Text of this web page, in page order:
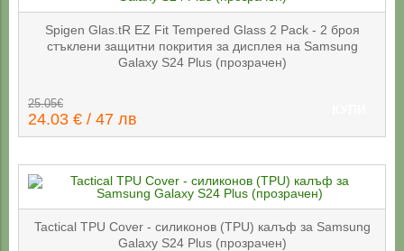
Spigen Glas.tR EZ Fit Tempered Glass 2 Pack - 2 броя
стъклени защитни покрития за дисплея на Samsung
Galaxy S24 Plus (прозрачен)
25.05€
24.03 € / 47 лв
Tactical TPU Cover - силиконов (TPU) калъф за Samsung
Galaxy S24 Plus (прозрачен)